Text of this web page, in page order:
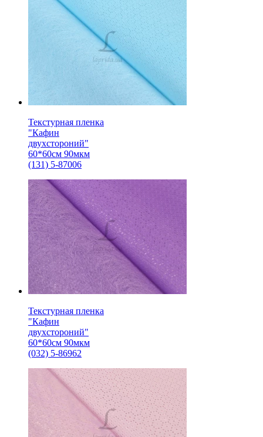
Текстурная пленка
"Кафин
двухстороний"
60*60см 90мкм
(131) 5-87006
Текстурная пленка
"Кафин
двухстороний"
60*60см 90мкм
(032) 5-86962